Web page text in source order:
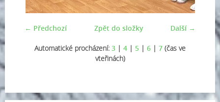
← Předchozí Další →
Zpět do složky
Automatické procházení: 3 | 4 | 5 | 6 | 7 (čas ve
vteřinách)